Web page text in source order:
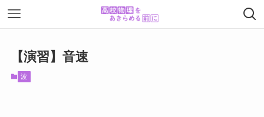
【演習】音速
波